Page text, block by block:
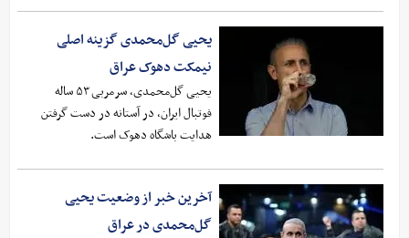
یحیی گل‌محمدی گزینه اصلی
نیمکت دهوک عراق
یحیی گل‌محمدی، سرمربی ۵۳ ساله
فوتبال ایران، در آستانه در دست گرفتن
هدایت باشگاه دهوک است.
آخرین خبر از وضعیت یحیی
گل‌محمدی در عراق